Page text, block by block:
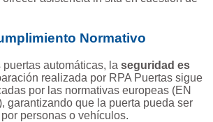
Normativo
automáticas, la seguridad es
realizada por RPA Puertas sigue
por las normativas europeas (EN
garantizando que la puerta pueda ser
personas o vehículos.